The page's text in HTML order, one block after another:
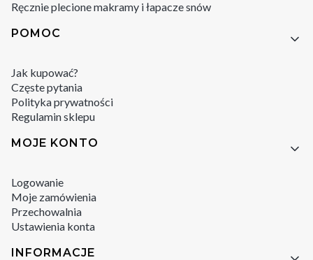
Ręcznie plecione makramy i łapacze snów
POMOC
Jak kupować?
Częste pytania
Polityka prywatności
Regulamin sklepu
MOJE KONTO
Logowanie
Moje zamówienia
Przechowalnia
Ustawienia konta
INFORMACJE